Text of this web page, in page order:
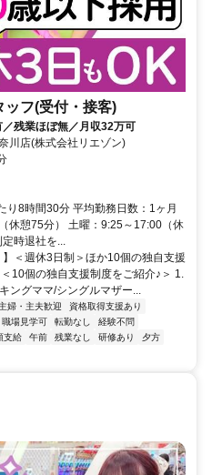
ッフ(受付・接客)
残業ほぼ無／月収32万可
川店(株式会社リエゾン)
り8時間30分 平均勤務日数：1ヶ月
休憩75分） 土曜：9:25～17:00（休
時退社を...
＜週休3日制＞ほか10個の独自支援
10個の独自支援制度をご紹介♪＞ 1.
ングママ/シングルマザー...
主婦・主夫歓迎
資格取得支援あり
職場見学可 転勤なし
経験不問
支給 午前 残業なし 研修あり
夕方